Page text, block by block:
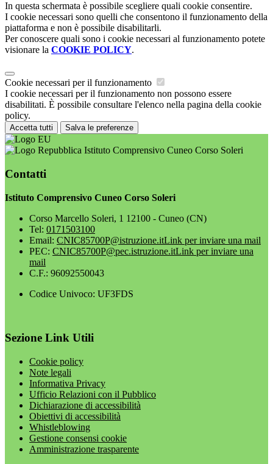
In questa schermata è possibile scegliere quali cookie consentire.
I cookie necessari sono quelli che consentono il funzionamento della
piattaforma e non è possibile disabilitarli.
Per conoscere quali sono i cookie necessari al funzionamento potete
visionare la COOKIE POLICY.
Cookie necessari per il funzionamento
I cookie necessari per il funzionamento non possono essere
disabilitati. È possibile consultare l'elenco nella pagina della cookie
policy.
Accetta tutti Salva le preferenze
Istituto Comprensivo Cuneo Corso Soleri
Contatti
Istituto Comprensivo Cuneo Corso Soleri
Corso Marcello Soleri, 1 12100 - Cuneo (CN)
Tel: 0171503100
Email: CNIC85700P@istruzione.itLink per inviare una mail
PEC: CNIC85700P@pec.istruzione.itLink per inviare una
mail
C.F.: 96092550043
Codice Univoco: UF3FDS
Sezione Link Utili
Cookie policy
Note legali
Informativa Privacy
Ufficio Relazioni con il Pubblico
Dichiarazione di accessibilità
Obiettivi di accessibilità
Whistleblowing
Gestione consensi cookie
Amministrazione trasparente